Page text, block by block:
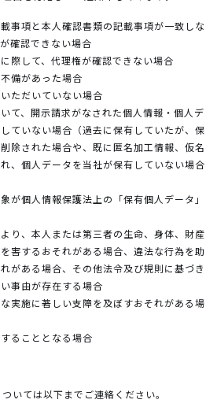
事項と本人確認書類の記載事項が一致しな
確認できない場合
際して、代理権が確認できない場合
備があった場合
ただいていない場合
て、開示請求がなされた個人情報・個人デ
ていない場合（過去に保有していたが、保
除された場合や、既に匿名加工情報、仮名
、個人データを当社が保有していない場合
が個人情報保護法上の「保有個人データ」
り、本人または第三者の生命、身体、財産
害するおそれがある場合、違法な行為を助
がある場合、その他法令及び規則に基づき
事由が存在する場合
実施に著しい支障を及ぼすおそれがある場
ることとなる場合
いては以下までご連絡ください。